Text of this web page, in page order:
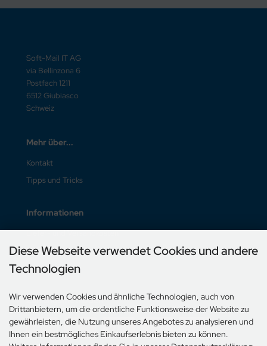
Soft-Mail IT AG
via Bellinzona 6
Postfach 1211
6512 Giubiasco
Schweiz
Mehr über...
Kontakt
Tipps und Tricks
Informationen
Liefer- und Versandkosten
Unsere AGB
Impressum
Zahlungsmethoden
Diese Webseite verwendet Cookies und andere
Technologien
Wir verwenden Cookies und ähnliche Technologien, auch von
Drittanbietern, um die ordentliche Funktionsweise der Website zu
gewährleisten, die Nutzung unseres Angebotes zu analysieren und
Ihnen ein bestmögliches Einkaufserlebnis bieten zu können.